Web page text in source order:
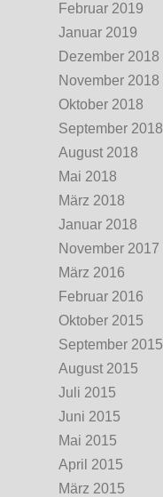
Februar 2019
Januar 2019
Dezember 2018
November 2018
Oktober 2018
September 2018
August 2018
Mai 2018
März 2018
Januar 2018
November 2017
März 2016
Februar 2016
Oktober 2015
September 2015
August 2015
Juli 2015
Juni 2015
Mai 2015
April 2015
März 2015